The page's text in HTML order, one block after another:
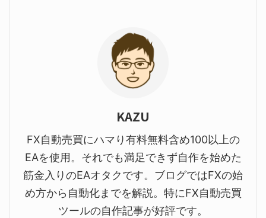
KAZU
FX自動売買にハマり有料無料含め100以上の
EAを使用。それでも満足できず自作を始めた
筋金入りのEAオタクです。ブログではFXの始
め方から自動化までを解説。特にFX自動売買
ツールの自作記事が好評です。